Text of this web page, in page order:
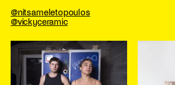
@nitsameletopoulos
@vickyceramic